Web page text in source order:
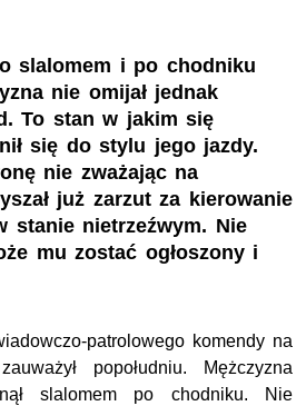
slalomem i po chodniku
nie omijał jednak
To stan w jakim się
się do stylu jego jazdy.
nie zważając na
już zarzut za kierowanie
stanie nietrzeźwym. Nie
mu zostać ogłoszony i
patrolowego komendy na
popołudniu. Mężczyzna
slalomem po chodniku. Nie